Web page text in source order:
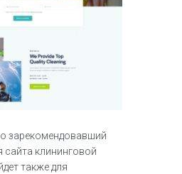
зарекомендовавший
сайта клининговой
также для